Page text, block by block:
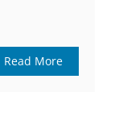
Read More